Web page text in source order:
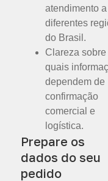
atendimento a
diferentes
do Brasil.
Clareza sobre
quais
dependem de
confirmação
comercial e
logística.
Prepare os
dados do seu
pedido